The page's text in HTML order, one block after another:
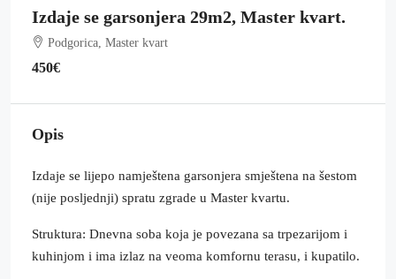
Izdaje se garsonjera 29m2, Master kvart.
Podgorica, Master kvart
450€
Opis
Izdaje se lijepo namještena garsonjera smještena na šestom
(nije posljednji) spratu zgrade u Master kvartu.
Struktura: Dnevna soba koja je povezana sa trpezarijom i
kuhinjom i ima izlaz na veoma komfornu terasu, i kupatilo.